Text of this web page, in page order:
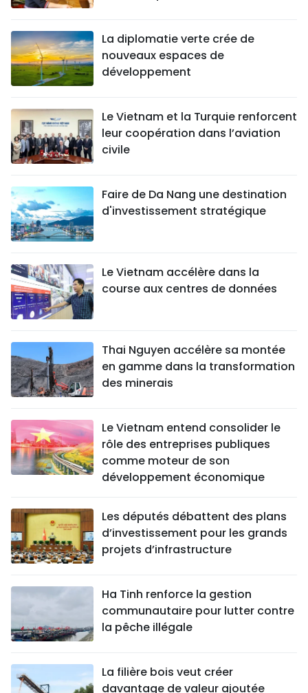
La diplomatie verte crée de
nouveaux espaces de
développement
Le Vietnam et la Turquie renforcent
leur coopération dans l’aviation
civile
Faire de Da Nang une destination
d'investissement stratégique
Le Vietnam accélère dans la
course aux centres de données
Thai Nguyen accélère sa montée
en gamme dans la transformation
des minerais
Le Vietnam entend consolider le
rôle des entreprises publiques
comme moteur de son
développement économique
Les députés débattent des plans
d’investissement pour les grands
projets d’infrastructure
Ha Tinh renforce la gestion
communautaire pour lutter contre
la pêche illégale
La filière bois veut créer
davantage de valeur ajoutée